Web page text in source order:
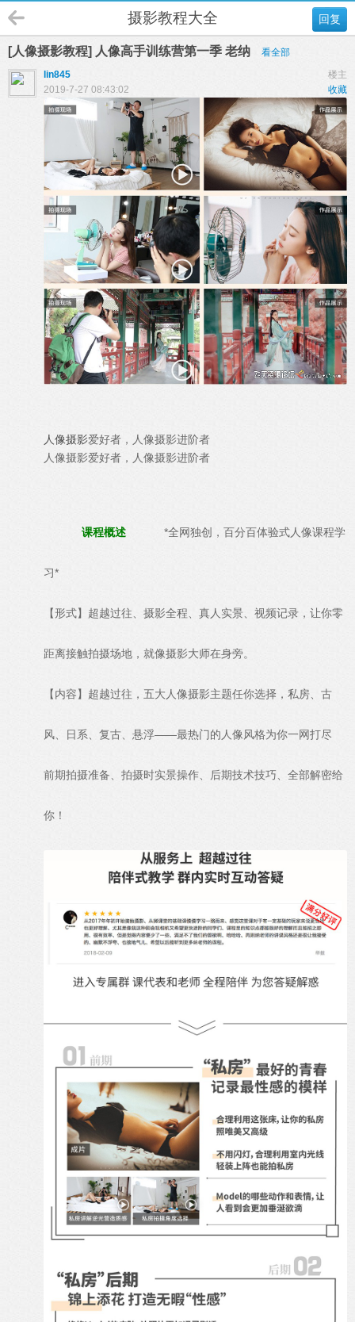
回复
摄影教程大全
[人像摄影教程] 人像高手训练营第一季 老纳
看全部
楼主
lin845
收藏
2019-7-27 08:43:02
人像摄影爱好者，人像摄影进阶者
人像摄影爱好者，人像摄影进阶者
课程概述 *全网独创，百分百体验式人像课程学
习*
【形式】超越过往、摄影全程、真人实景、视频记录，让你零
距离接触拍摄场地，就像摄影大师在身旁。
【内容】超越过往，五大人像摄影主题任你选择，私房、古
风、日系、复古、悬浮——最热门的人像风格为你一网打尽
前期拍摄准备、拍摄时实景操作、后期技术技巧、全部解密给
你！